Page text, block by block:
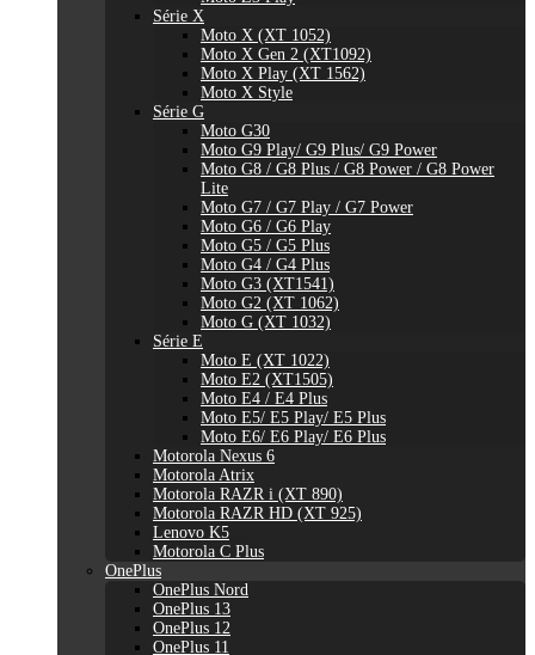
Série X
Moto X (XT 1052)
Moto X Gen 2 (XT1092)
Moto X Play (XT 1562)
Moto X Style
Série G
Moto G30
Moto G9 Play/ G9 Plus/ G9 Power
Moto G8 / G8 Plus / G8 Power / G8 Power
Lite
Moto G7 / G7 Play / G7 Power
Moto G6 / G6 Play
Moto G5 / G5 Plus
Moto G4 / G4 Plus
Moto G3 (XT1541)
Moto G2 (XT 1062)
Moto G (XT 1032)
Série E
Moto E (XT 1022)
Moto E2 (XT1505)
Moto E4 / E4 Plus
Moto E5/ E5 Play/ E5 Plus
Moto E6/ E6 Play/ E6 Plus
Motorola Nexus 6
Motorola Atrix
Motorola RAZR i (XT 890)
Motorola RAZR HD (XT 925)
Lenovo K5
Motorola C Plus
OnePlus
OnePlus Nord
OnePlus 13
OnePlus 12
OnePlus 11